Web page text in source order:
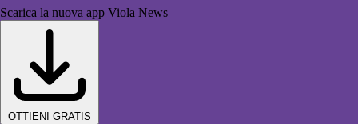
Scarica la nuova app Viola News
OTTIENI GRATIS